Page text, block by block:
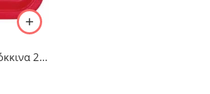
Πιάτα Τετράγωνα Κόκκινα 23cm – 14τμχ.